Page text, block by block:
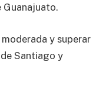
Guanajuato.
y superar
Santiago y